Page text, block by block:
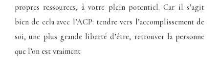
propres ressources, à votre plein potentiel. Car il s’agit
bien de cela avec l’ACP: tendre vers l’accomplissement de
soi, une plus grande liberté d’être, retrouver la personne
que l’on est vraiment